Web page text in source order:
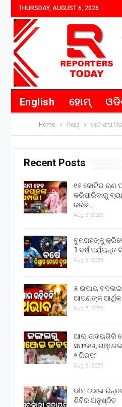
THURSDAY, AUGUST 6, 2026
English ହୋମ୍
Home ବିଶ୍ୱ ଜାତି ସଂଘ
Recent Posts
୧୬ କୋଟିର ଋଣ
କରିପାରିବାରୁ
କରିଛି…
Aug 6, 2026
ବୁମରାହଙ୍କୁ
1 ବର୍ଷ ପର୍ଯ୍ୟନ୍ତ
Aug 6, 2026
୫ ଉପାୟ
ଆପଣଙ୍କ
Aug 6, 2026
ଆର୍.ଉଦୟଗିରି
ସଫଳତା,
୨ ଗିରଫ
Aug 6, 2026
ଭୀମ ଭୋଇ
ଶିବିର ଅନୁଷ୍ଠିତ